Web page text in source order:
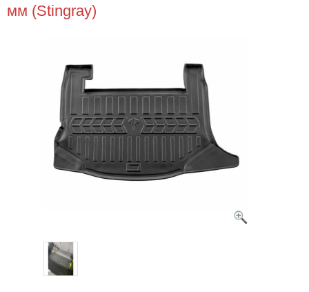
мм (Stingray)